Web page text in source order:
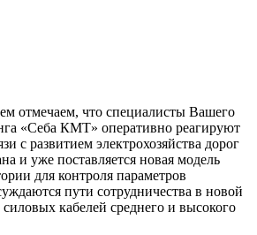
отмечаем, что специалисты Вашего
«Себа КМТ» оперативно реагируют
с развитием электрохозяйства дорог
и уже поставляется новая модель
для контроля параметров
пути сотрудничества в новой
кабелей среднего и высокого